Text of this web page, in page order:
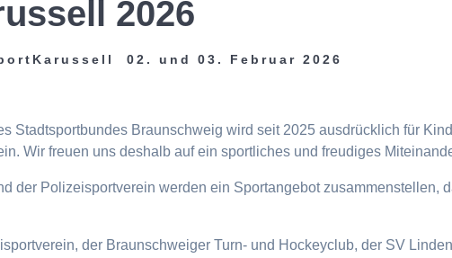
2026
02. und 03. Februar 2026
Stadtsportbundes Braunschweig wird seit 2025 ausdrücklich für
Wir freuen uns deshalb auf ein sportliches und freudiges
der Polizeisportverein werden ein Sportangebot zusammenstellen,
der Braunschweiger Turn- und Hockeyclub, der SV